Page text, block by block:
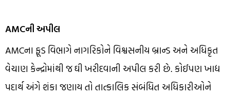
AMCની અપીલ
AMCના ફૂડ વિભાગે નાગરિકોને વિશ્વસનીય બ્રાન્ડ અને અધિકૃત
વેચાણ કેન્દ્રોમાંથી જ ઘી ખરીદવાની અપીલ કરી છે. કોઈપણ ખાદ્ય
પદાર્થ અંગે શંકા જણાય તો તાત્કાલિક સંબંધિત અધિકારીઓને